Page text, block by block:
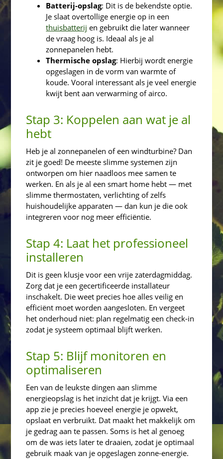
Batterij-opslag: Dit is de bekendste optie.
Je slaat overtollige energie op in een
thuisbatterij en gebruikt die later wanneer
de vraag hoog is. Ideaal als je al
zonnepanelen hebt.
Thermische opslag: Hierbij wordt energie
opgeslagen in de vorm van warmte of
koude. Vooral interessant als je veel energie
kwijt bent aan verwarming of airco.
Stap 3: Koppelen aan wat je al
hebt
Heb je al zonnepanelen of een windturbine? Dan
zit je goed! De meeste slimme systemen zijn
ontworpen om hier naadloos mee samen te
werken. En als je al een smart home hebt — met
slimme thermostaten, verlichting of zelfs
huishoudelijke apparaten — dan kun je die ook
integreren voor nog meer efficiëntie.
Stap 4: Laat het professioneel
installeren
Dit is geen klusje voor een vrije zaterdagmiddag.
Zorg dat je een gecertificeerde installateur
inschakelt. Die weet precies hoe alles veilig en
efficiënt moet worden aangesloten. En vergeet
het onderhoud niet: plan regelmatig een check-in
zodat je systeem optimaal blijft werken.
Stap 5: Blijf monitoren en
optimaliseren
Een van de leukste dingen aan slimme
energieopslag is het inzicht dat je krijgt. Via een
app zie je precies hoeveel energie je opwekt,
opslaat en verbruikt. Dat maakt het makkelijk om
je gedrag aan te passen. Soms is het al genoeg
om de was iets later te draaien, zodat je optimaal
gebruik maak van je opgeslagen zonne-energie.